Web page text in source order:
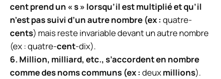
centprend un « s » lorsqu’il est multiplié et qu’il
n’est pas suivi d’un autre nombre (ex : quatre-
cents) mais reste invariable devant un autre nombre
(ex : quatre-cent-dix).
6. Million, milliard, etc., s’accordent en nombre
comme des noms communs (ex : deuxmillions).